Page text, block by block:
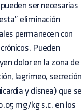
ser necesarias
eliminación
permanecen con
Pueden
dolor en la zona de
lagrimeo, secreción
y disnea) que se
mg/kg s.c. en los